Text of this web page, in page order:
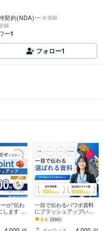
契約(NDA) 未登録
録
ー1
フォロー1
が"伝わ
ます 美
ルであ
にハイ
一目で伝わるパワポ資料
にブラッシュアップいた
します 【累計5000スライ
ド超】あなたの提案が刺
5.0 (390)